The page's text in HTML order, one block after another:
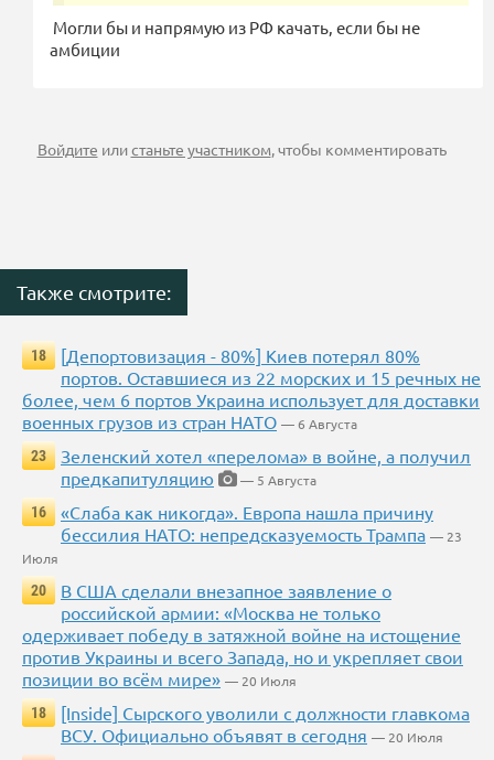
Могли бы и напрямую из РФ качать, если бы не
амбиции
Войдите илистаньте участником, чтобы комментировать
Также смотрите:
18
[Депортовизация - 80%] Киев потерял 80%
портов. Оставшиеся из 22 морских и 15 речных не
более, чем 6 портов Украина использует для доставки
военных грузов из стран НАТО — 6 Августа
23
Зеленский хотел «перелома» в войне, а получил
предкапитуляцию
— 5 Августа
16
«Слаба как никогда». Европа нашла причину
бессилия НАТО: непредсказуемость Трампа — 23
Июля
20
В США сделали внезапное заявление о
российской армии: «Москва не только
одерживает победу в затяжной войне на истощение
против Украины и всего Запада, но и укрепляет свои
позиции во всём мире» — 20 Июля
18
[Inside] Сырского уволили с должности главкома
ВСУ. Официально объявят в сегодня — 20 Июля